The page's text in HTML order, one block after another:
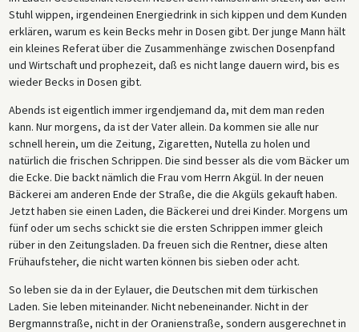
Stuhl wippen, irgendeinen Energiedrink in sich kippen und dem Kunden
erklären, warum es kein Becks mehr in Dosen gibt. Der junge Mann hält
ein kleines Referat über die Zusammenhänge zwischen Dosenpfand
und Wirtschaft und prophezeit, daß es nicht lange dauern wird, bis es
wieder Becks in Dosen gibt.
Abends ist eigentlich immer irgendjemand da, mit dem man reden
kann. Nur morgens, da ist der Vater allein. Da kommen sie alle nur
schnell herein, um die Zeitung, Zigaretten, Nutella zu holen und
natürlich die frischen Schrippen. Die sind besser als die vom Bäcker um
die Ecke. Die backt nämlich die Frau vom Herrn Akgül. In der neuen
Bäckerei am anderen Ende der Straße, die die Akgüls gekauft haben.
Jetzt haben sie einen Laden, die Bäckerei und drei Kinder. Morgens um
fünf oder um sechs schickt sie die ersten Schrippen immer gleich
rüber in den Zeitungsladen. Da freuen sich die Rentner, diese alten
Frühaufsteher, die nicht warten können bis sieben oder acht.
So leben sie da in der Eylauer, die Deutschen mit dem türkischen
Laden. Sie leben miteinander. Nicht nebeneinander. Nicht in der
Bergmannstraße, nicht in der Oranienstraße, sondern ausgerechnet in